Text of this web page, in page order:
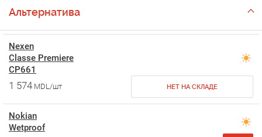
Альтернатива
Nexen
Classe Premiere
CP661
1 574 MDL/шт НЕТ НА СКЛАДЕ
Nokian
Wetproof